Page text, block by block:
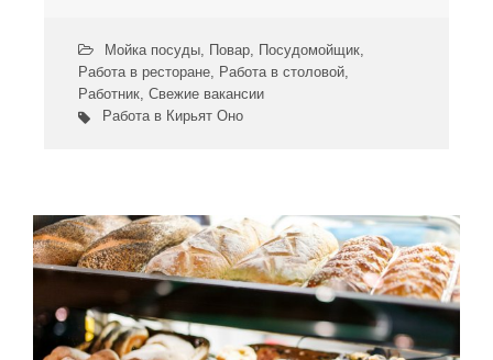
Мойка посуды, Повар, Посудомойщик,
Работа в ресторане, Работа в столовой,
Работник, Свежие вакансии
Работа в Кирьят Оно